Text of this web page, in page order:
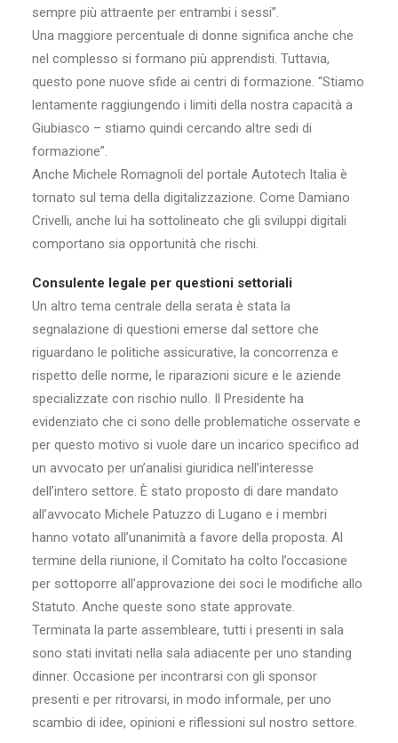
sempre più attraente per entrambi i sessi”.
Una maggiore percentuale di donne significa anche che
nel complesso si formano più apprendisti. Tuttavia,
questo pone nuove sfide ai centri di formazione. “Stiamo
lentamente raggiungendo i limiti della nostra capacità a
Giubiasco – stiamo quindi cercando altre sedi di
formazione”.
Anche Michele Romagnoli del portale Autotech Italia è
tornato sul tema della digitalizzazione. Come Damiano
Crivelli, anche lui ha sottolineato che gli sviluppi digitali
comportano sia opportunità che rischi.
Consulente legale per questioni settoriali
Un altro tema centrale della serata è stata la
segnalazione di questioni emerse dal settore che
riguardano le politiche assicurative, la concorrenza e
rispetto delle norme, le riparazioni sicure e le aziende
specializzate con rischio nullo. Il Presidente ha
evidenziato che ci sono delle problematiche osservate e
per questo motivo si vuole dare un incarico specifico ad
un avvocato per un’analisi giuridica nell’interesse
dell’intero settore. È stato proposto di dare mandato
all’avvocato Michele Patuzzo di Lugano e i membri
hanno votato all’unanimità a favore della proposta. Al
termine della riunione, il Comitato ha colto l’occasione
per sottoporre all’approvazione dei soci le modifiche allo
Statuto. Anche queste sono state approvate.
Terminata la parte assembleare, tutti i presenti in sala
sono stati invitati nella sala adiacente per uno standing
dinner. Occasione per incontrarsi con gli sponsor
presenti e per ritrovarsi, in modo informale, per uno
scambio di idee, opinioni e riflessioni sul nostro settore.